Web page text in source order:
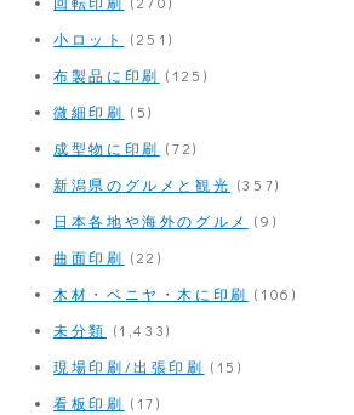
小ロット
(251)
布製品に印刷 (125)
微細印刷 (5)
成型物に印刷 (72)
新潟県のグルメと観光 (357)
日本各地や海外のグルメ
(9)
曲面印刷 (22)
木材・ベニヤ・木に印刷 (106)
未分類 (1,433)
現場印刷/出張印刷 (15)
看板印刷 (17)